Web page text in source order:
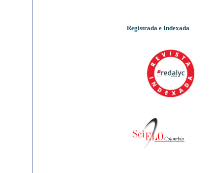
Registrada e Indexada